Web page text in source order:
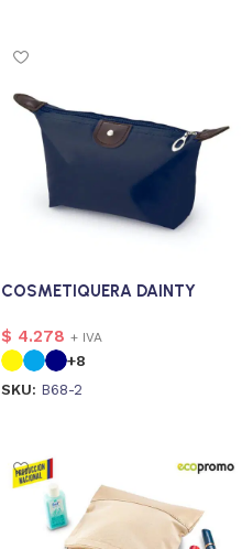
COSMETIQUERA DAINTY
$ 4.278 + IVA
+8
SKU: B68-2